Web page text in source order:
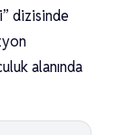
dizisinde
alanında